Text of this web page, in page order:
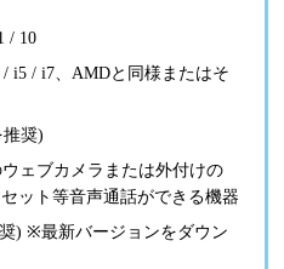
/ 10
/ i5 / i7、AMDと同様またはそ
推奨)
ェブカメラまたは外付けの
ット等音声通話ができる機器
) ※最新バージョンをダウン